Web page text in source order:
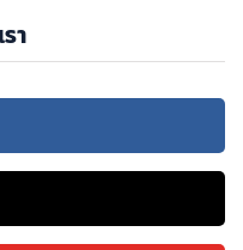
ามท้าทายของความร่วมมื
ถือเป็นมหาวิทยาลัยระ
เคยร่วมทำโปรแกรม To
า